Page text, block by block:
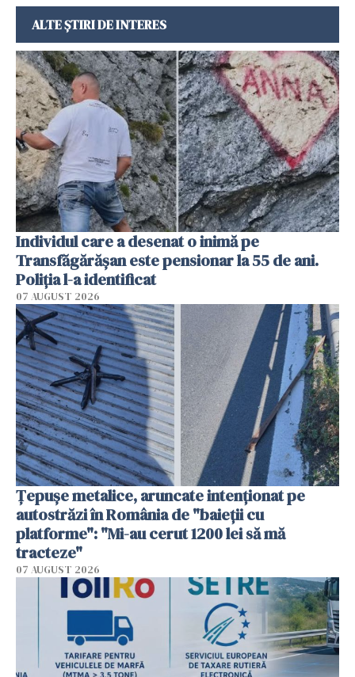
ALTE ȘTIRI DE INTERES
Individul care a desenat o inimă pe
Transfăgărășan este pensionar la 55 de ani.
Poliția l-a identificat
07 AUGUST 2026
Țepușe metalice, aruncate intenționat pe
autostrăzi în România de "baieții cu
platforme": "Mi-au cerut 1200 lei să mă
tracteze"
07 AUGUST 2026